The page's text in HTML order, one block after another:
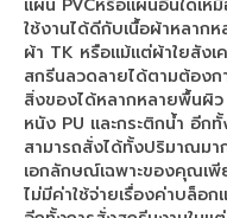
แผ่น PVCหรือแผ่นอื่นใดเห
ใช้งานได้ดีกับเนื้อผ้าหลาก
ผ้า TK หรือแม้แต่ผ้าใยสังเ
สกรีนลวดลายได้ตามต้อง
สิ่งของได้หลากหลายพื้นผิว
หนัง PU และกระติกน้ำ อีก
สามารถสั่งได้ทั้งปริมาณม
เอกลักษณ์เฉพาะของคุณเ
ไม่มีค่าใช้จ่ายเรื่องค่าบล็อ